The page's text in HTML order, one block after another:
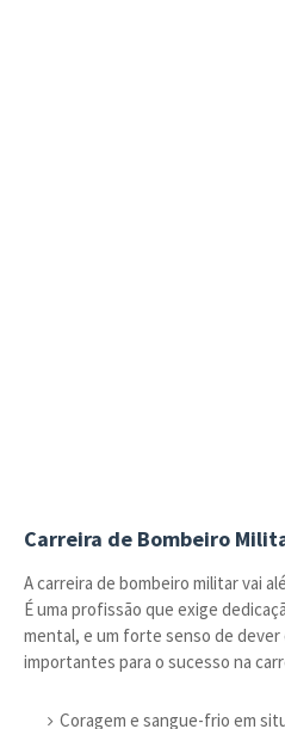
Carreira de Bombeiro
A carreira de bombeiro militar vai
É uma profissão que exige
mental, e um forte senso de
importantes para o sucesso na
Coragem e sangue-frio em